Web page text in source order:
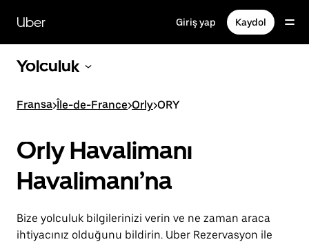
içeriğe
gidinUber Giriş yap Kaydol
Yolculuk
Fransa>Île-de-France>Orly>ORY
Orly Havalimanı
Havalimanı’na
Bize yolculuk bilgilerinizi verin ve ne zaman araca
ihtiyacınız olduğunu bildirin. Uber Rezervasyon ile